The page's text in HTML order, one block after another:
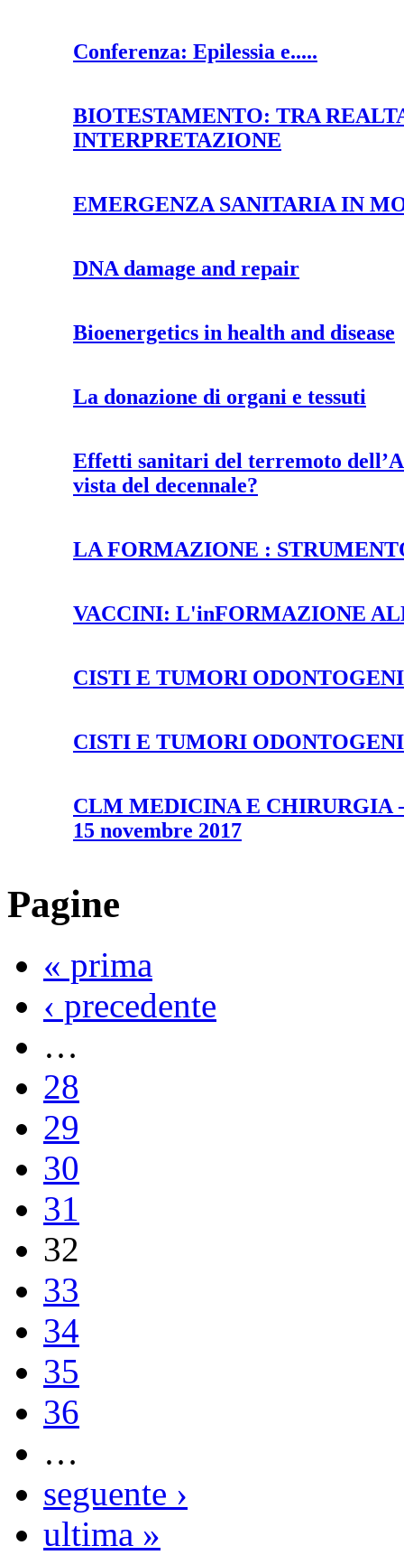
Conferenza: Epilessia e.....
BIOTESTAMENTO: TRA
INTERPRETAZIONE
EMERGENZA SANITARIA IN
DNA damage and repair
Bioenergetics in health and disease
La donazione di organi e tessuti
Effetti sanitari del terremoto
vista del decennale?
LA FORMAZIONE :
VACCINI: L'inFORMAZIONE
CISTI E TUMORI
CISTI E TUMORI ODONTOGENI
CLM MEDICINA E CHIRURGIA -
15 novembre 2017
Pagine
« prima
‹ precedente
…
28
29
30
31
32
33
34
35
36
…
seguente ›
ultima »